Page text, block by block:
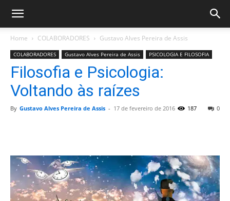
Home COLABORADORES Gustavo Alves Pereira de Assis
COLABORADORES Gustavo Alves Pereira de Assis PSICOLOGIA E FILOSOFIA
Filosofia e Psicologia:
Voltando às raízes
By Gustavo Alves Pereira de Assis - 17 de fevereiro de 2016 0
187